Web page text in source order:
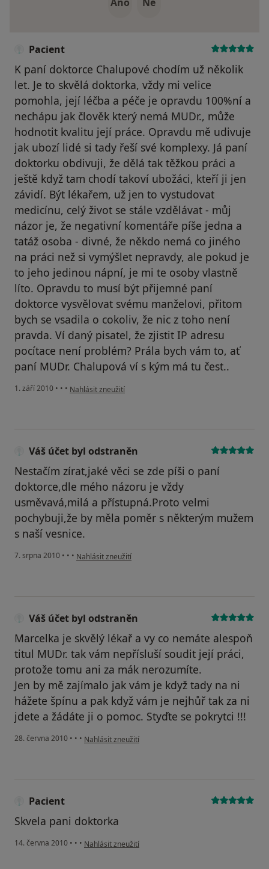
Pacient
K paní doktorce Chalupové chodím už několik
let. Je to skvělá doktorka, vždy mi velice
pomohla, její léčba a péče je opravdu 100%ní a
nechápu jak člověk který nemá MUDr., může
hodnotit kvalitu její práce. Opravdu mě udivuje
jak ubozí lidé si tady řeší své komplexy. Já paní
doktorku obdivuji, že dělá tak těžkou práci a
ještě když tam chodí takoví ubožáci, kteří ji jen
závidí. Být lékařem, už jen to vystudovat
medicínu, celý život se stále vzdělávat - můj
názor je, že negativní komentáře píše jedna a
tatáž osoba - divné, že někdo nemá co jiného
na práci než si vymýšlet nepravdy, ale pokud je
to jeho jedinou nápní, je mi te osoby vlastně
líto. Opravdu to musí být přijemné paní
doktorce vysvělovat svému manželovi, přitom
bych se vsadila o cokoliv, že nic z toho není
pravda. Ví daný pisatel, že zjistit IP adresu
pocítace není problém? Prála bych vám to, ať
paní MUDr. Chalupová ví s kým má tu čest..
1. září 2010 • • • podle názoru uživatele Pacient
Nahlásit zneužití
Váš účet byl odstraněn
Nestačím zírat,jaké věci se zde píši o paní
doktorce,dle mého názoru je vždy
usměvavá,milá a přístupná.Proto velmi
pochybuji,že by měla poměr s některým mužem
s naší vesnice.
7. srpna 2010 • • • podle názoru uživatele Váš účet byl odstraněn
Nahlásit zneužití
Váš účet byl odstraněn
Marcelka je skvělý lékař a vy co nemáte alespoň
titul MUDr. tak vám nepřísluší soudit její práci,
protože tomu ani za mák nerozumíte.
Jen by mě zajímalo jak vám je když tady na ni
hážete špínu a pak když vám je nejhůř tak za ni
jdete a žádáte ji o pomoc. Styďte se pokrytci !!!
28. června 2010 • • • podle názoru uživatele Váš účet byl odstraněn
Nahlásit zneužití
Pacient
Skvela pani doktorka
14. června 2010 • • • podle názoru uživatele Pacient
Nahlásit zneužití